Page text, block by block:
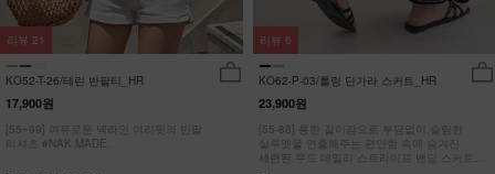
KO52-T-26/테린 반팔티_HR
17,900원
[55~99] 여유로운 넥라인 여리핏의 반팔
티셔츠 #NAK MADE.
리뷰 21
KO62-P-03/롤링 단가라 스커트_HR
23,900원
[55-88] 롱한 길이감으로 부담없이,슬림한
실루엣을 연출해주는 편안함 속에 숨겨진
세련된 무드 데일리 스트라이프 밴딩 스커트
리뷰 6